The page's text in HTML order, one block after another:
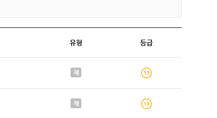
유형 등급
재
재